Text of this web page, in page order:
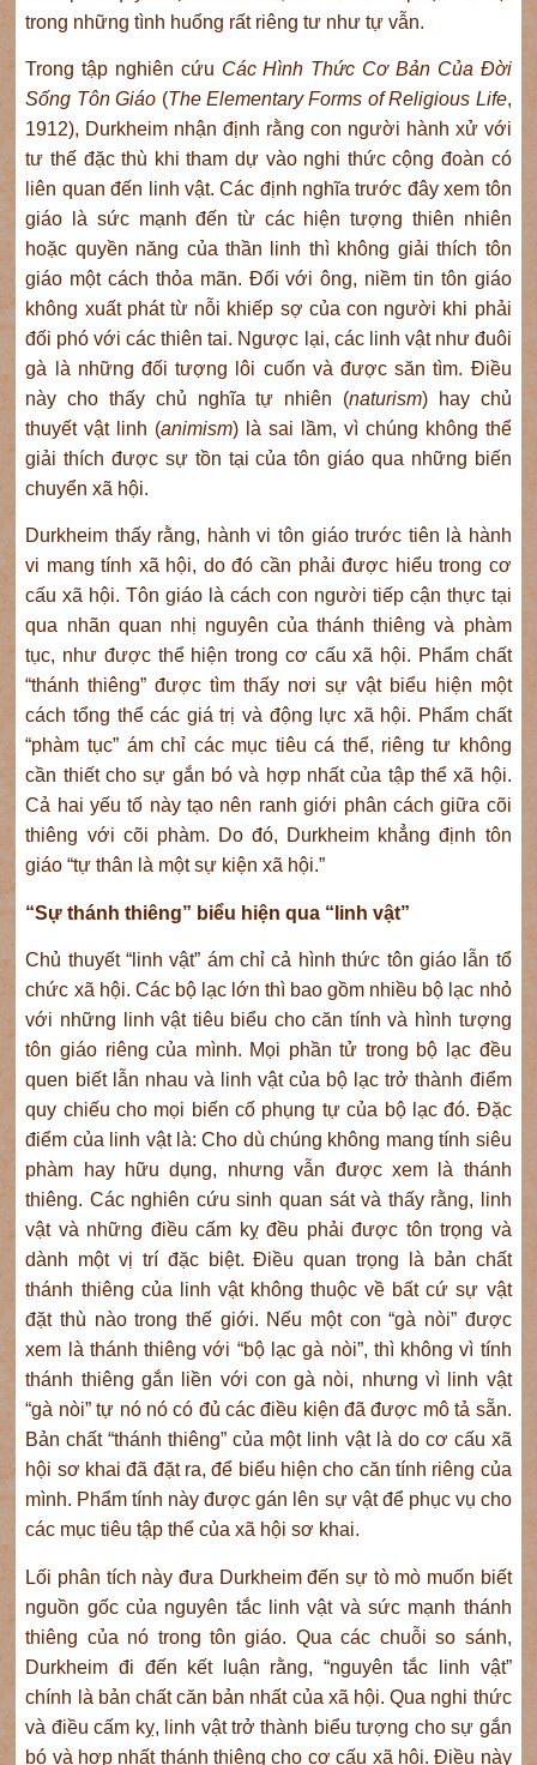
trong những tình huống rất riêng tư như tự vẫn.
Trong tập nghiên cứu Các Hình Thức Cơ Bản Của Đời
Sống Tôn Giáo (The Elementary Forms of Religious Life,
1912), Durkheim nhận định rằng con người hành xử với
tư thế đặc thù khi tham dự vào nghi thức cộng đoàn có
liên quan đến linh vật. Các định nghĩa trước đây xem tôn
giáo là sức mạnh đến từ các hiện tượng thiên nhiên
hoặc quyền năng của thần linh thì không giải thích tôn
giáo một cách thỏa mãn. Đối với ông, niềm tin tôn giáo
không xuất phát từ nỗi khiếp sợ của con người khi phải
đối phó với các thiên tai. Ngược lại, các linh vật như đuôi
gà là những đối tượng lôi cuốn và được săn tìm. Điều
này cho thấy chủ nghĩa tự nhiên (naturism) hay chủ
thuyết vật linh (animism) là sai lầm, vì chúng không thể
giải thích được sự tồn tại của tôn giáo qua những biến
chuyển xã hội.
Durkheim thấy rằng, hành vi tôn giáo trước tiên là hành
vi mang tính xã hội, do đó cần phải được hiểu trong cơ
cấu xã hội. Tôn giáo là cách con người tiếp cận thực tại
qua nhãn quan nhị nguyên của thánh thiêng và phàm
tục, như được thể hiện trong cơ cấu xã hội. Phẩm chất
“thánh thiêng” được tìm thấy nơi sự vật biểu hiện một
cách tổng thể các giá trị và động lực xã hội. Phẩm chất
“phàm tục” ám chỉ các mục tiêu cá thể, riêng tư không
cần thiết cho sự gắn bó và hợp nhất của tập thể xã hội.
Cả hai yếu tố này tạo nên ranh giới phân cách giữa cõi
thiêng với cõi phàm. Do đó, Durkheim khẳng định tôn
giáo “tự thân là một sự kiện xã hội.”
“Sự thánh thiêng” biểu hiện qua “linh vật”
Chủ thuyết “linh vật” ám chỉ cả hình thức tôn giáo lẫn tổ
chức xã hội. Các bộ lạc lớn thì bao gồm nhiều bộ lạc nhỏ
với những linh vật tiêu biểu cho căn tính và hình tượng
tôn giáo riêng của mình. Mọi phần tử trong bộ lạc đều
quen biết lẫn nhau và linh vật của bộ lạc trở thành điểm
quy chiếu cho mọi biến cố phụng tự của bộ lạc đó. Đặc
điểm của linh vật là: Cho dù chúng không mang tính siêu
phàm hay hữu dụng, nhưng vẫn được xem là thánh
thiêng. Các nghiên cứu sinh quan sát và thấy rằng, linh
vật và những điều cấm kỵ đều phải được tôn trọng và
dành một vị trí đặc biệt. Điều quan trọng là bản chất
thánh thiêng của linh vật không thuộc về bất cứ sự vật
đặt thù nào trong thế giới. Nếu một con “gà nòi” được
xem là thánh thiêng với “bộ lạc gà nòi”, thì không vì tính
thánh thiêng gắn liền với con gà nòi, nhưng vì linh vật
“gà nòi” tự nó nó có đủ các điều kiện đã được mô tả sẵn.
Bản chất “thánh thiêng” của một linh vật là do cơ cấu xã
hội sơ khai đã đặt ra, để biểu hiện cho căn tính riêng của
mình. Phẩm tính này được gán lên sự vật để phục vụ cho
các mục tiêu tập thể của xã hội sơ khai.
Lối phân tích này đưa Durkheim đến sự tò mò muốn biết
nguồn gốc của nguyên tắc linh vật và sức mạnh thánh
thiêng của nó trong tôn giáo. Qua các chuỗi so sánh,
Durkheim đi đến kết luận rằng, “nguyên tắc linh vật”
chính là bản chất căn bản nhất của xã hội. Qua nghi thức
và điều cấm kỵ, linh vật trở thành biểu tượng cho sự gắn
bó và hợp nhất thánh thiêng cho cơ cấu xã hội. Điều này